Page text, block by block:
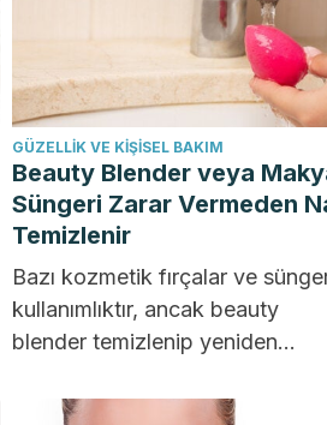
GÜZELLIK VE KIŞISEL BAKIM
Beauty Blender veya
Süngeri Zarar Vermeden
Temizlenir
Bazı kozmetik fırçalar ve
kullanımlıktır, ancak beauty
blender temizlenip yeniden
tasarımı, yüzeyinde yerleşmiş